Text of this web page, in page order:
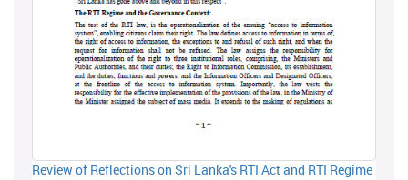
Review of Reflections on Sri Lanka's RTI Act and RTI Regime